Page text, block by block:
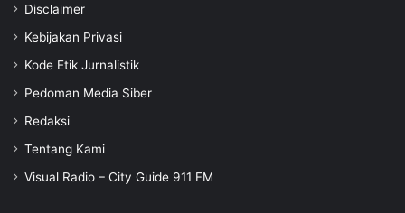
Disclaimer
Kebijakan Privasi
Kode Etik Jurnalistik
Pedoman Media Siber
Redaksi
Tentang Kami
Visual Radio – City Guide 911 FM